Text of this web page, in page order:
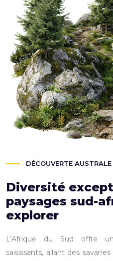
DÉCOUVERTE AUSTRALE
Diversité
paysages sud-
explorer
L’Afrique du Sud offre
saisissants, allant des